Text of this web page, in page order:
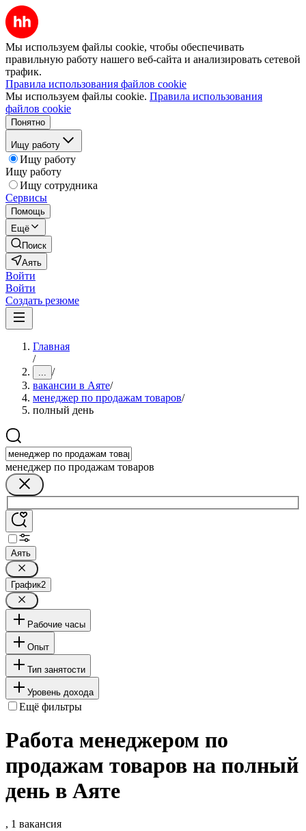
Мы используем файлы cookie, чтобы обеспечивать
правильную работу нашего веб-сайта и анализировать сетевой
трафик.
Правила использования файлов cookie
Мы используем файлы cookie. Правила использования
файлов cookie
Понятно
Ищу работу
Ищу работу
Ищу работу
Ищу сотрудника
Сервисы
Помощь
Ещё
Поиск
Аять
Войти
Войти
Создать резюме
Главная
/
... /
вакансии в Аяте/
менеджер по продажам товаров/
полный день
менеджер по продажам товаров
Аять
График2
Рабочие часы
Опыт
Тип занятости
Уровень дохода
Ещё фильтры
Работа менеджером по
продажам товаров на полный
день в Аяте
, 1 вакансия